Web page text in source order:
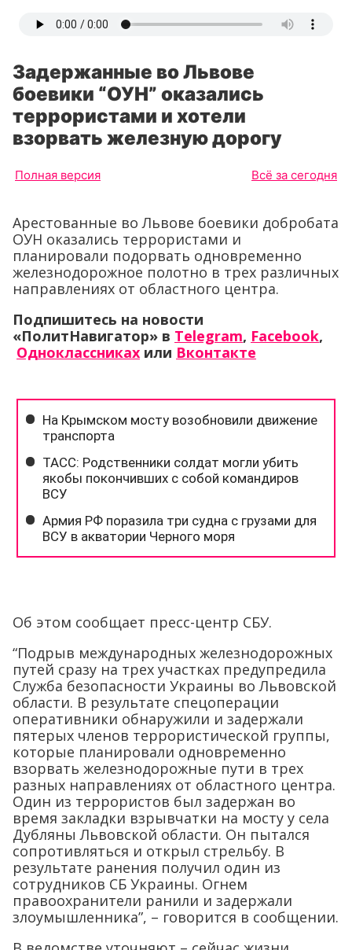
Задержанные во Львове
боевики “ОУН” оказались
террористами и хотели
взорвать железную дорогу
Полная версия Всё за сегодня
Арестованные во Львове боевики добробата
ОУН оказались террористами и
планировали подорвать одновременно
железнодорожное полотно в трех различных
направлениях от областного центра.
Подпишитесь на новости
«ПолитНавигатор» в Telegram, Facebook,
Одноклассниках или Вконтакте
Об этом сообщает пресс-центр СБУ.
“Подрыв международных железнодорожных
путей сразу на трех участках предупредила
Служба безопасности Украины во Львовской
области. В результате спецоперации
оперативники обнаружили и задержали
пятерых членов террористической группы,
которые планировали одновременно
взорвать железнодорожные пути в трех
разных направлениях от областного центра.
Один из террористов был задержан во
время закладки взрывчатки на мосту у села
Дубляны Львовской области. Он пытался
сопротивляться и открыл стрельбу. В
результате ранения получил один из
сотрудников СБ Украины. Огнем
правоохранители ранили и задержали
злоумышленника”, – говорится в сообщении.